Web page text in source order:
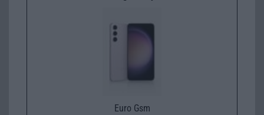
Euro Gsm